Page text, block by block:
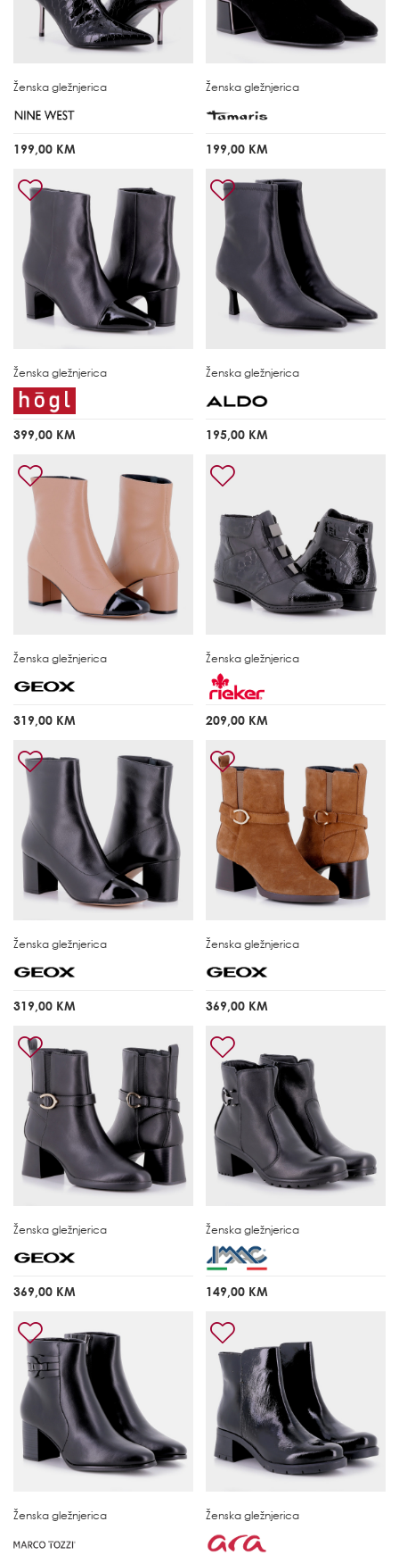
Ženska gležnjerica
199,00 KM
Ženska gležnjerica
199,00 KM
Ženska gležnjerica
399,00 KM
Ženska gležnjerica
195,00 KM
Ženska gležnjerica
319,00 KM
Ženska gležnjerica
209,00 KM
Ženska gležnjerica
319,00 KM
Ženska gležnjerica
369,00 KM
Ženska gležnjerica
369,00 KM
Ženska gležnjerica
149,00 KM
Ženska gležnjerica Ženska gležnjerica